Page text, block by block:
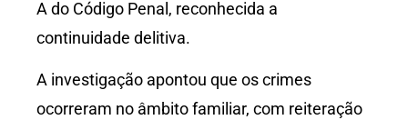
A do Código Penal, reconhecida a
continuidade delitiva.
A investigação apontou que os crimes
ocorreram no âmbito familiar, com reiteração